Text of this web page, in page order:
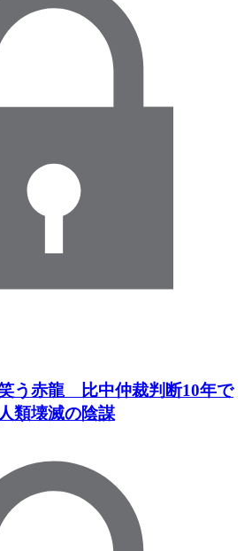
笑う赤龍 比中仲裁判断10年で
類壊滅の陰謀